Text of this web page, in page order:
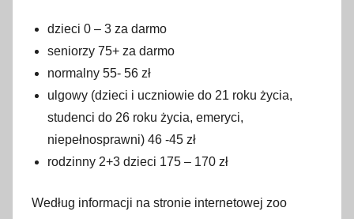
dzieci 0 – 3 za darmo
seniorzy 75+ za darmo
normalny 55- 56 zł
ulgowy (dzieci i uczniowie do 21 roku życia,
studenci do 26 roku życia, emeryci,
niepełnosprawni) 46 -45 zł
rodzinny 2+3 dzieci 175 – 170 zł
Według informacji na stronie internetowej zoo